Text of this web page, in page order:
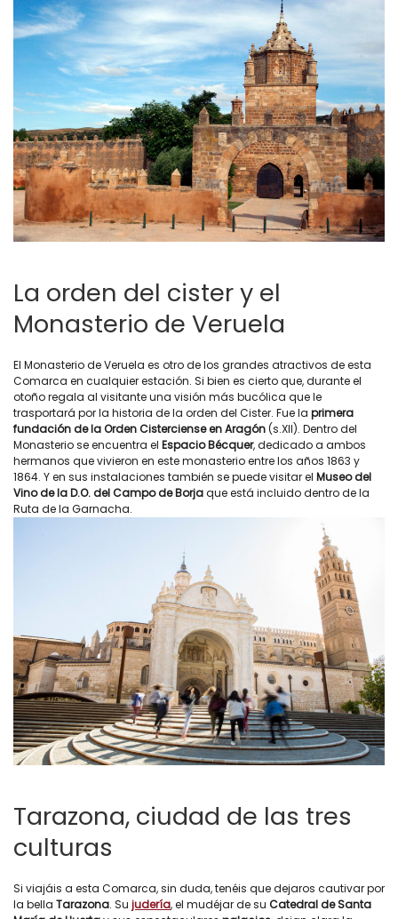
La orden del cister y el
Monasterio de Veruela
El Monasterio de Veruela es otro de los grandes atractivos de esta
Comarca en cualquier estación. Si bien es cierto que, durante el
otoño regala al visitante una visión más bucólica que le
trasportará por la historia de la orden del Cister. Fue la primera
fundación de la Orden Cisterciense en Aragón(s.XII). Dentro del
Monasterio se encuentra el Espacio Bécquer, dedicado a ambos
hermanos que vivieron en este monasterio entre los años 1863 y
1864. Y en sus instalaciones también se puede visitar el Museo del
Vino de la D.O. del Campo de Borjaque está incluido dentro de la
Ruta de la Garnacha.
Tarazona, ciudad de las tres
culturas
Si viajáis a esta Comarca, sin duda, tenéis que dejaros cautivar por
la bella Tarazona. Su judería, el mudéjar de su Catedral de Santa